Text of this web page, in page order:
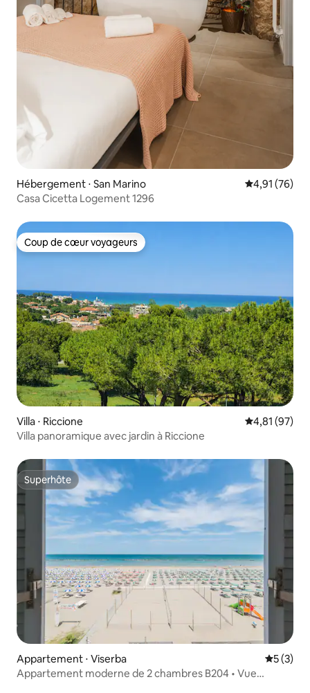
Hébergement ⋅ San Marino Évaluation
4,91 (76)
Casa Cicetta Logement 1296
Coup de cœur voyageurs
Coup de cœur voyageurs
Villa ⋅ Riccione Évaluation
4,81 (97)
Villa panoramique avec jardin à Riccione
Superhôte
Superhôte
Appartement ⋅ Viserba
5 (3)
Appartement moderne de 2 chambres B204 • Vue